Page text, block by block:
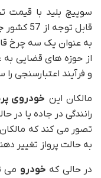
قابل
به عنوان یک سه چرخ
از حوزه های قضایی
و فرآیند اعتبارسنجی
مالکان این خودروی
رانندگی در جاده یا در
تصور می کند که
به حالت پرواز تغییر
در حالی که خودرو